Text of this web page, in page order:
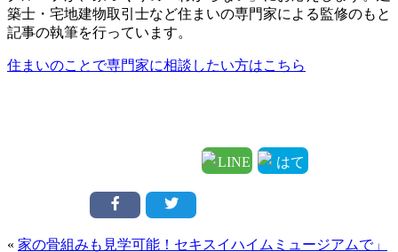
築士・宅地建物取引士など住まいの専門家による監修のもと
記事の執筆を行っています。
住まいのことで専門家に相談したい方はこちら
« 家の骨組みも見学可能！セキスイハイムミュージアムで」